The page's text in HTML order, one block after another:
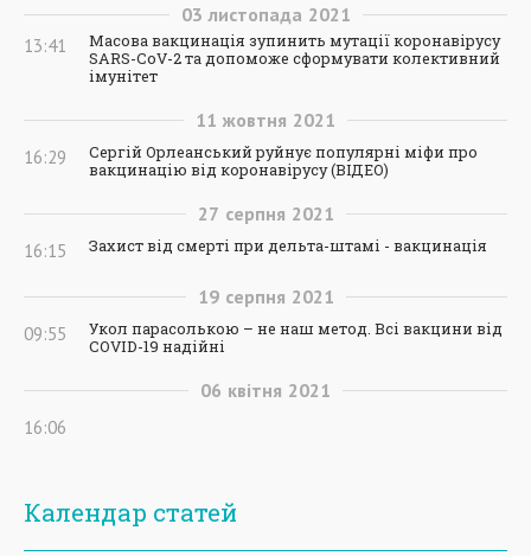
03 листопада 2021
13:41
Масова вакцинація зупинить мутації коронавірусу
SARS-CoV-2 та допоможе сформувати колективний
імунітет
11 жовтня 2021
16:29
Сергій Орлеанський руйнує популярні міфи про
вакцинацію від коронавірусу (ВІДЕО)
27 серпня 2021
16:15 Захист від смерті при дельта-штамі - вакцинація
19 серпня 2021
09:55
Укол парасолькою – не наш метод. Всі вакцини від
COVID-19 надійні
06 квітня 2021
16:06
Календар статей